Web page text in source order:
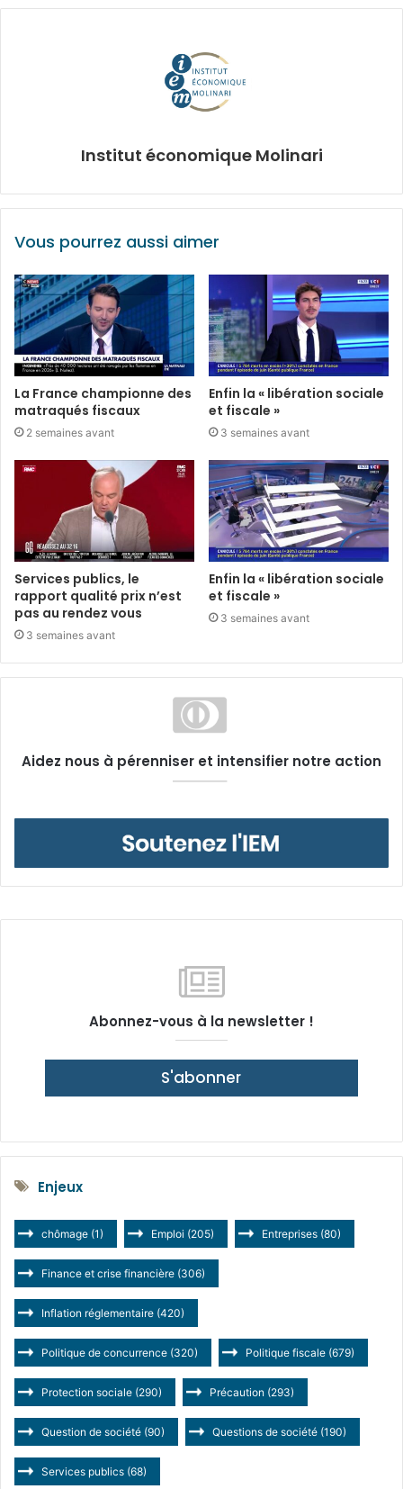
Institut économique Molinari
Vous pourrez aussi aimer
La France championne des
matraqués fiscaux
2 semaines avant
Enfin la « libération sociale
et fiscale »
3 semaines avant
Services publics, le
rapport qualité prix n’est
pas au rendez vous
3 semaines avant
Enfin la « libération sociale
et fiscale »
3 semaines avant
Aidez nous à pérenniser et intensifier notre action
Abonnez-vous à la newsletter !
S'abonner
Enjeux
chômage (1) Emploi (205) Entreprises (80)
Finance et crise financière (306)
Inflation réglementaire (420)
Politique de concurrence (320) Politique fiscale (679)
Protection sociale (290) Précaution (293)
Question de société (90) Questions de société (190)
Services publics (68)